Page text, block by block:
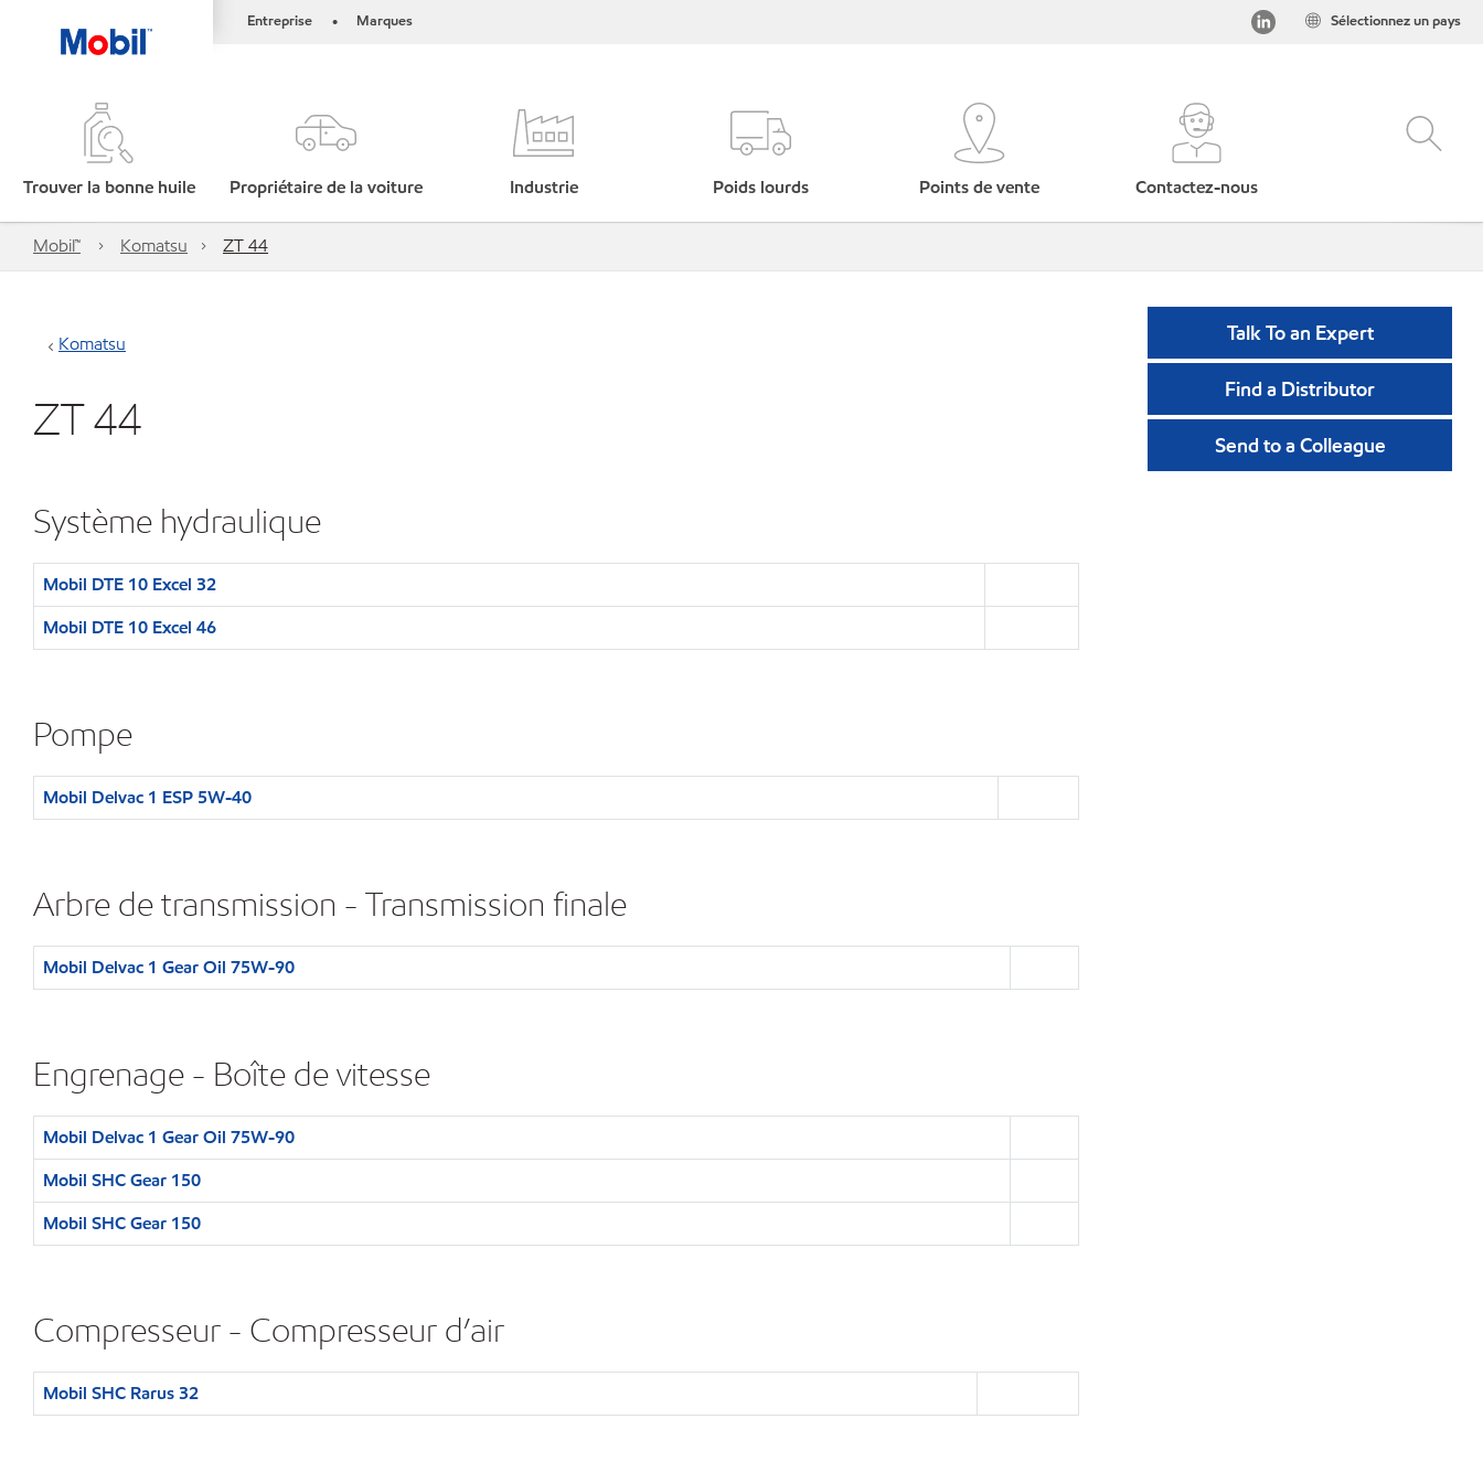
Entreprise • Marques Sélectionnez un pays
Trouver la bonne huile Propriétaire de la voiture Industrie Poids lourds Points de vente Contactez-nous
Mobil™ Komatsu ZT 44
Komatsu
ZT 44
Système hydraulique
Mobil DTE 10 Excel 32
Mobil DTE 10 Excel 46
Pompe
Mobil Delvac 1 ESP 5W-40
Arbre de transmission - Transmission finale
Mobil Delvac 1 Gear Oil 75W-90
Engrenage - Boîte de vitesse
Mobil Delvac 1 Gear Oil 75W-90
Mobil SHC Gear 150
Mobil SHC Gear 150
Compresseur - Compresseur d’air
Mobil SHC Rarus 32
Talk To an Expert
Find a Distributor
Send to a Colleague